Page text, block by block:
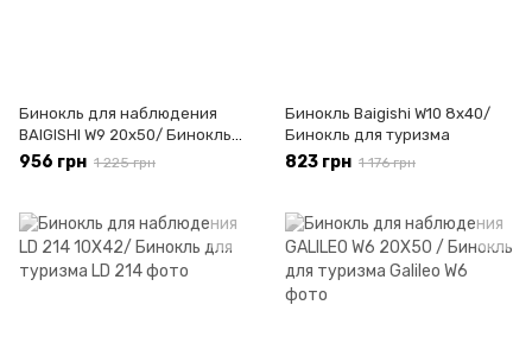
Бинокль для наблюдения
BAIGISHI W9 20х50/ Бинокль
для туриста
956 грн 1 225 грн
Бинокль Baigishi W10 8х40/
Бинокль для туризма
823 грн 1 176 грн